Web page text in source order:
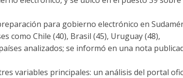
para gobierno electrónico en
como Chile (40), Brasil (45), Uruguay (48),
analizados; se informó en una nota
variables principales: un análisis del portal